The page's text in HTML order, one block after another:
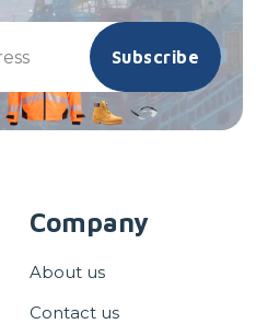
Subscribe
Company
About us
Contact us